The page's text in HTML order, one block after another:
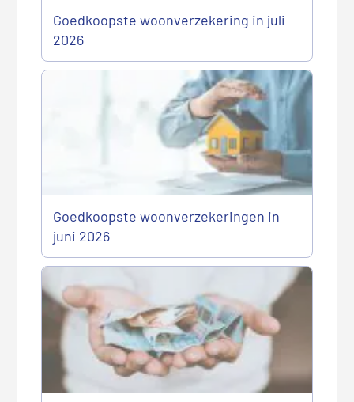
Goedkoopste woonverzekering in juli
2026
Goedkoopste woonverzekeringen in
juni 2026